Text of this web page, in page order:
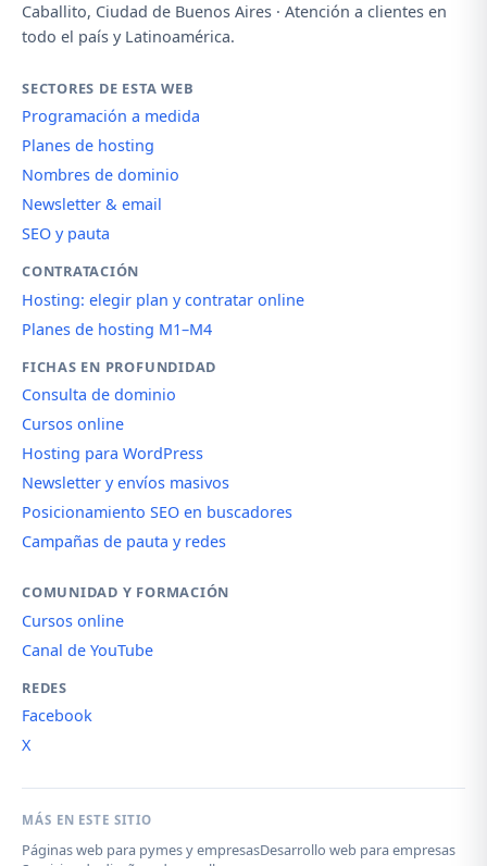
Caballito, Ciudad de Buenos Aires · Atención a clientes en
todo el país y Latinoamérica.
SECTORES DE ESTA WEB
Programación a medida
Planes de hosting
Nombres de dominio
Newsletter & email
SEO y pauta
CONTRATACIÓN
Hosting: elegir plan y contratar online
Planes de hosting M1–M4
FICHAS EN PROFUNDIDAD
Consulta de dominio
Cursos online
Hosting para WordPress
Newsletter y envíos masivos
Posicionamiento SEO en buscadores
Campañas de pauta y redes
COMUNIDAD Y FORMACIÓN
Cursos online
Canal de YouTube
REDES
Facebook
X
MÁS EN ESTE SITIO
Páginas web para pymes y empresasDesarrollo web para empresas